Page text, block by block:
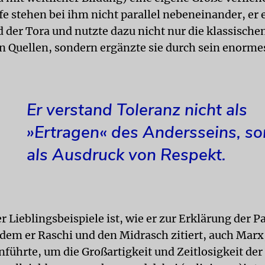
stehen bei ihm nicht parallel nebeneinander, er
der Tora und nutzte dazu nicht nur die
Quellen, sondern ergänzte sie durch sein
Er verstand Toleranz nicht als
»Ertragen« des Andersseins,
als Ausdruck von Respekt.
Lieblingsbeispiele ist, wie er zur Erklärung der
er Raschi und den Midrasch zitiert, auch
um die Großartigkeit und Zeitlosigkeit der